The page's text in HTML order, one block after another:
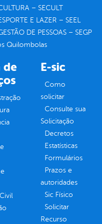
– SECULT
E LAZER – SEEL
DE PESSOAS – SEGP
Quilombolas
de
E-sic
Como
solicitar
Consulte sua
Solicitação
Decretos
Estatísticas
Formulários
Prazos e
autoridades
Sic Físico
Solicitar
Recurso